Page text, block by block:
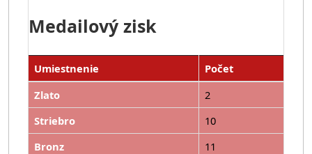
Medailový zisk
Umiestnenie
Počet
Zlato
2
Striebro
10
Bronz
11